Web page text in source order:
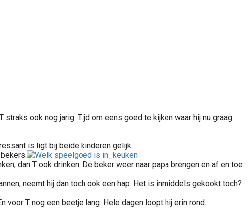
ook nog jarig. Tijd om eens goed te kijken waar hij nu graag
is ligt bij beide kinderen gelijk.
dan T ook drinken. De beker weer naar papa brengen en af en toe
neemt hij dan toch ook een hap. Het is inmiddels gekookt toch?
voor T nog een beetje lang. Hele dagen loopt hij erin rond.